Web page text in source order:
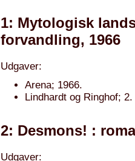
1: Mytologisk
forvandling, 1966
Udgaver:
Arena; 1966.
Lindhardt og Ringhof;
2: Desmons! :
Udgaver: